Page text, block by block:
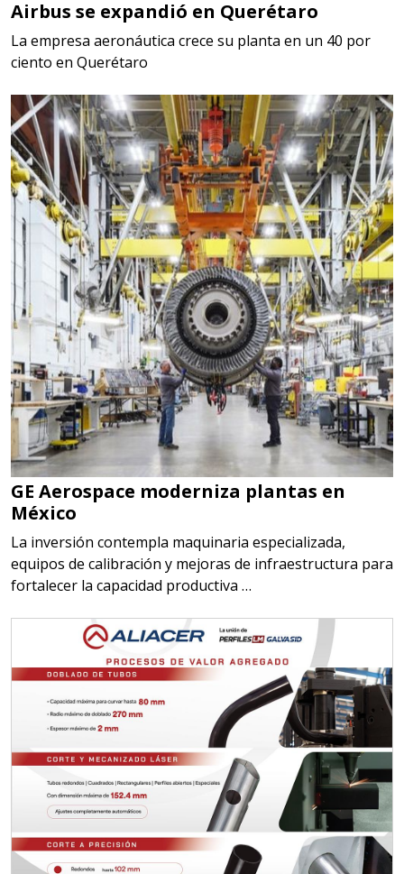
Airbus se expandió en Querétaro
La empresa aeronáutica crece su planta en un 40 por
ciento en Querétaro
GE Aerospace moderniza plantas en
México
La inversión contempla maquinaria especializada,
equipos de calibración y mejoras de infraestructura para
fortalecer la capacidad productiva …